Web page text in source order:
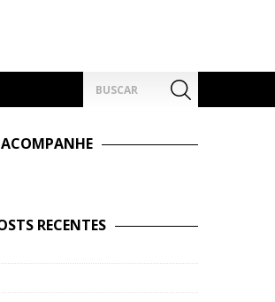
por:
ACOMPANHE
RECENTES